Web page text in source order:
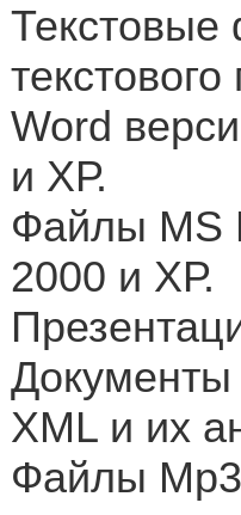
Word
и ХР.
Файлы MS
2000 и ХР.
XML и их
Файлы